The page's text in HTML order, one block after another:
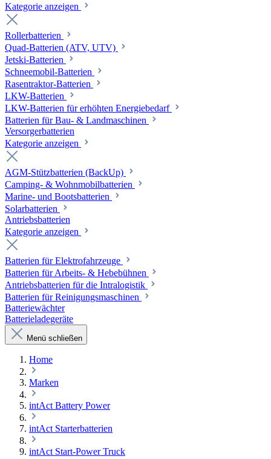
Kategorie anzeigen
Rollerbatterien
Quad-Batterien (ATV, UTV)
Jetski-Batterien
Schneemobil-Batterien
Rasentraktor-Batterien
LKW-Batterien
LKW-Batterien für erhöhten Energiebedarf
Batterien für Bau- & Landmaschinen
Versorgerbatterien
Kategorie anzeigen
AGM-Stützbatterien (BackUp)
Camping- & Wohnmobilbatterien
Marine- und Bootsbatterien
Solarbatterien
Antriebsbatterien
Kategorie anzeigen
Batterien für Elektrofahrzeuge
Batterien für Arbeits- & Hebebühnen
Antriebsbatterien für die Intralogistik
Batterien für Reinigungsmaschinen
Batteriewächter
Batterieladegeräte
Menü schließen
Home
Marken
intAct Battery Power
intAct Starterbatterien
intAct Start-Power Truck